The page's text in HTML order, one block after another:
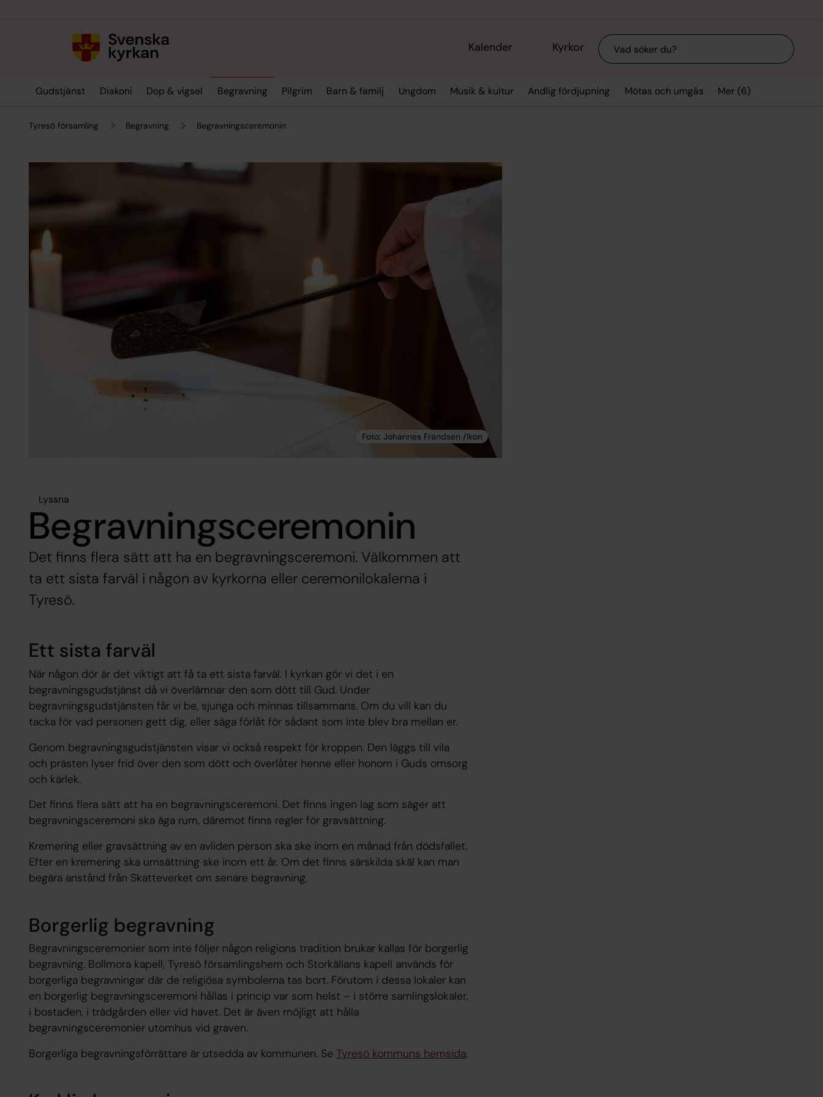
Kalender Kyrkor Sök
Gudstjänst Diakoni Dop & vigsel Begravning Pilgrim Barn & familj Ungdom Musik & kultur Andlig fördjupning Mötas och umgås Mer (6)
Tyresö församling Begravning Begravningsceremonin
Lyssna
Begravningsceremonin
Det finns flera sätt att ha en begravningsceremoni. Välkommen att
ta ett sista farväl i någon av kyrkorna eller ceremonilokalerna i
Tyresö.
Ett sista farväl
När någon dör är det viktigt att få ta ett sista farväl. I kyrkan gör vi det i en
begravningsgudstjänst då vi överlämnar den som dött till Gud. Under
begravningsgudstjänsten får vi be, sjunga och minnas tillsammans. Om du vill kan du
tacka för vad personen gett dig, eller säga förlåt för sådant som inte blev bra mellan er.
Genom begravningsgudstjänsten visar vi också respekt för kroppen. Den läggs till vila
och prästen lyser frid över den som dött och överlåter henne eller honom i Guds omsorg
och kärlek.
Det finns flera sätt att ha en begravningsceremoni. Det finns ingen lag som säger att
begravningsceremoni ska äga rum, däremot finns regler för gravsättning.
Kremering eller gravsättning av en avliden person ska ske inom en månad från dödsfallet.
Efter en kremering ska urnsättning ske inom ett år. Om det finns särskilda skäl kan man
begära anstånd från Skatteverket om senare begravning.
Borgerlig begravning
Begravningsceremonier som inte följer någon religions tradition brukar kallas för borgerlig
begravning. Bollmora kapell, Tyresö församlingshem och Storkällans kapell används för
borgerliga begravningar där de religiösa symbolerna tas bort. Förutom i dessa lokaler kan
en borgerlig begravningsceremoni hållas i princip var som helst – i större samlingslokaler,
i bostaden, i trädgården eller vid havet. Det är även möjligt att hålla
begravningsceremonier utomhus vid graven.
Borgerliga begravningsförrättare är utsedda av kommunen. Se Tyresö kommuns hemsida.